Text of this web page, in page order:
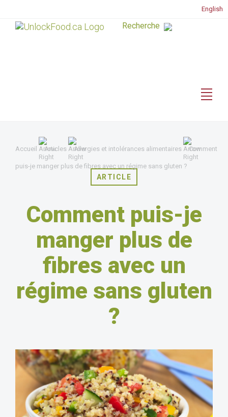
English
Accueil Articles Allergies et intolérances alimentaires Comment
puis-je manger plus de fibres avec un régime sans gluten ?
ARTICLE
Comment puis-je
manger plus de
fibres avec un
régime sans gluten
?